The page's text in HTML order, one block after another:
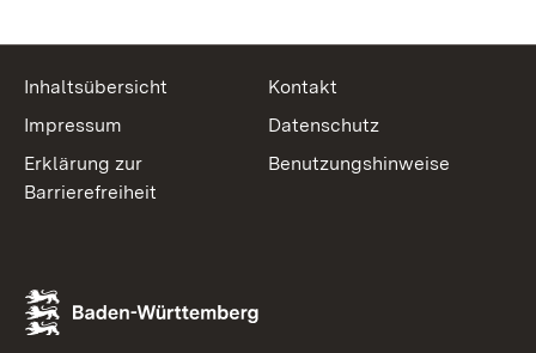
Inhaltsübersicht
Kontakt
Impressum
Datenschutz
Erklärung zur
Barrierefreiheit
Benutzungshinweise